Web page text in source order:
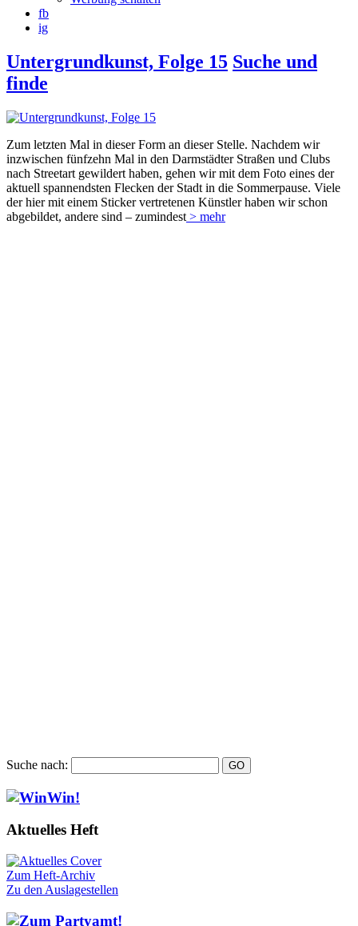
fb
ig
Untergrundkunst, Folge 15 Suche und
finde
Zum letzten Mal in dieser Form an dieser Stelle. Nachdem wir
inzwischen fünfzehn Mal in den Darmstädter Straßen und Clubs
nach Streetart gewildert haben, gehen wir mit dem Foto eines der
aktuell spannendsten Flecken der Stadt in die Sommerpause. Viele
der hier mit einem Sticker vertretenen Künstler haben wir schon
abgebildet, andere sind – zumindest > mehr
Suche nach:
Aktuelles Heft
Zum Heft-Archiv
Zu den Auslagestellen